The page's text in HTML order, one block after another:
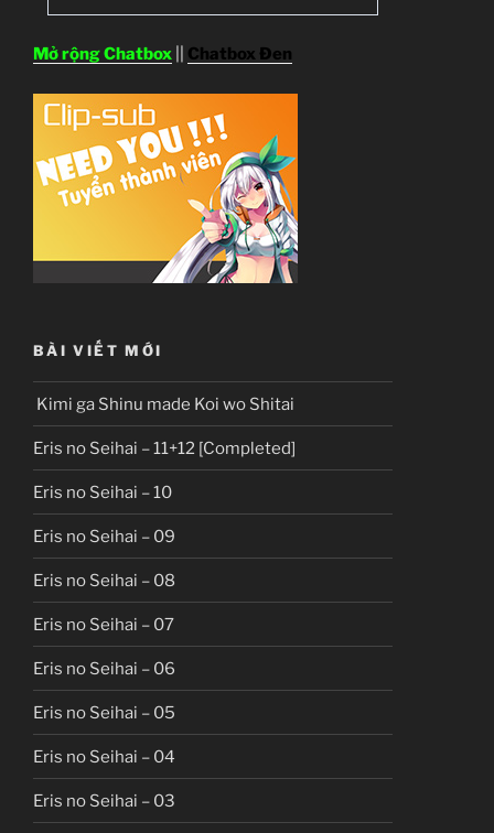
Mở rộng Chatbox Chatbox Đen
BÀI VIẾT MỚI
Kimi ga Shinu made Koi wo Shitai
Eris no Seihai – 11+12 [Completed]
Eris no Seihai – 10
Eris no Seihai – 09
Eris no Seihai – 08
Eris no Seihai – 07
Eris no Seihai – 06
Eris no Seihai – 05
Eris no Seihai – 04
Eris no Seihai – 03